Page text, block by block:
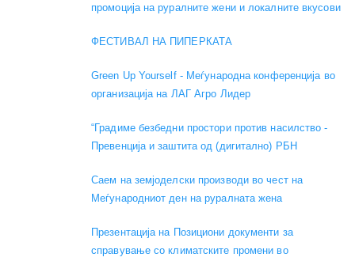
промоција на руралните жени и локалните вкусови
ФЕСТИВАЛ НА ПИПЕРКАТА
Green Up Yourself - Меѓународна конференција во
организација на ЛАГ Агро Лидер
“Градиме безбедни простори против насилство -
Превенција и заштита од (дигитално) РБН
Саем на земјоделски производи во чест на
Меѓународниот ден на руралната жена
Презентација на Позициони документи за
справување со климатските промени во